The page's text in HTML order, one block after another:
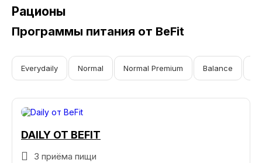
Рационы
Программы питания от BeFit
Everydaily Normal Normal Premium Balance
DAILY ОТ BEFIT
3 приёма пищи